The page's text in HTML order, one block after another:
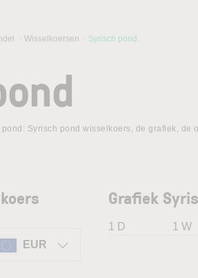
Wisselkoersen Syrisch pond
Syrisch pond wisselkoers, de grafiek, de
EUR
Grafiek
1 D 1 W